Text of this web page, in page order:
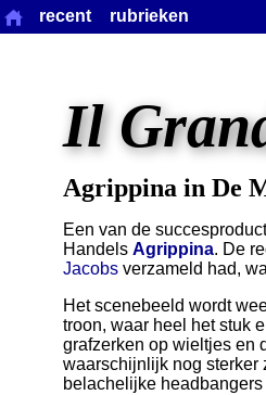
Il
Agrippina in De
Een van de
Handels Agrippina. De
Jacobs verzameld had,
Het scenebeeld wordt
troon, waar heel het stuk
grafzerken op wieltjes en
waarschijnlijk nog sterker
belachelijke
recent rubrieken